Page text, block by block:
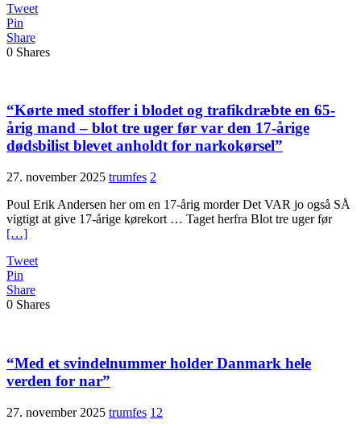
Tweet
Pin
Share
0 Shares
“Kørte med stoffer i blodet og trafikdræbte en 65-
årig mand – blot tre uger før var den 17-årige
dødsbilist blevet anholdt for narkokørsel”
27. november 2025 trumfes 2
Poul Erik Andersen her om en 17-årig morder Det VAR jo også SÅ
vigtigt at give 17-årige kørekort … Taget herfra Blot tre uger før
[…]
Tweet
Pin
Share
0 Shares
“Med et svindelnummer holder Danmark hele
verden for nar”
27. november 2025 trumfes 12